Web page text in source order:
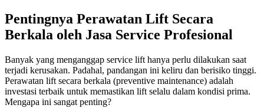
Pentingnya Perawatan Lift Secara
Berkala oleh Jasa Service Profesional
Banyak yang menganggap service lift hanya perlu dilakukan saat
terjadi kerusakan. Padahal, pandangan ini keliru dan berisiko tinggi.
Perawatan lift secara berkala (preventive maintenance) adalah
investasi terbaik untuk memastikan lift selalu dalam kondisi prima.
Mengapa ini sangat penting?